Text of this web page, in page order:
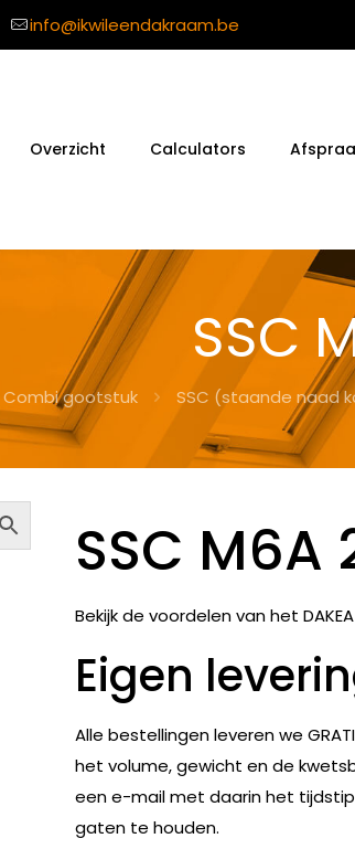
info@ikwileendakraam.be
Overzicht Calculators
SSC
Combi gootstuk SSC (staande naad
SSC M6A
Bekijk de voordelen van het DAKEA
Eigen
Alle bestellingen leveren we
het volume, gewicht en de
een e-mail met daarin het
gaten te houden.